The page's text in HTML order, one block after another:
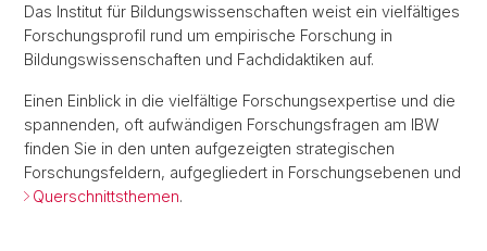
Das Institut für Bildungswissenschaften weist ein vielfältiges
Forschungsprofil rund um empirische Forschung in
Bildungswissenschaften und Fachdidaktiken auf.
Einen Einblick in die vielfältige Forschungsexpertise und die
spannenden, oft aufwändigen Forschungsfragen am IBW
finden Sie in den unten aufgezeigten strategischen
Forschungsfeldern, aufgegliedert in Forschungsebenen und
Querschnittsthemen.